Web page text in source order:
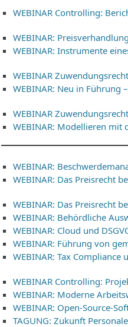
WEBINAR Controlling:
WEBINAR:
WEBINAR: Instrumente
WEBINAR
WEBINAR: Neu in Führung
WEBINAR
WEBINAR: Modellieren mit
WEBINAR:
WEBINAR: Das Preisrecht
WEBINAR: Das Preisrecht
WEBINAR: Behördliche
WEBINAR: Cloud und
WEBINAR: Führung von
WEBINAR: Tax
WEBINAR Controlling:
WEBINAR: Moderne
WEBINAR: Open-Source-
TAGUNG: Zukunft